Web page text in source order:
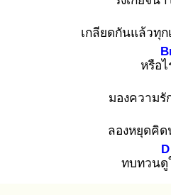
เกลียดกันแล้วทุก
หรือไ
มองความรั
ลองหยุดคิ
ทบทวนดู
D